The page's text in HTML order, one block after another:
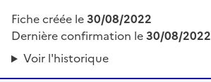
Fiche créée le30/08/2022
Dernière confirmation le30/08/2022
Voir l'historique